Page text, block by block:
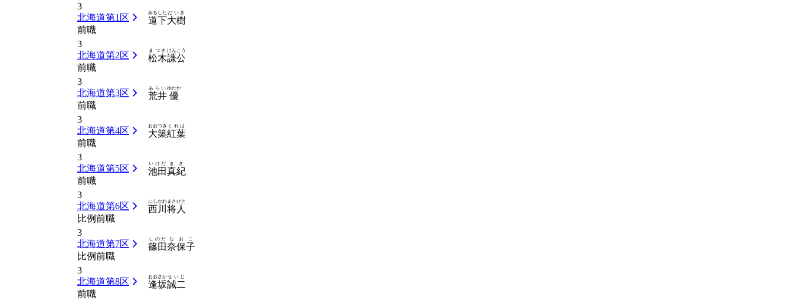
3
北海道第1区
前職
道下
みちした
大樹
だいき
3
北海道第2区
前職
松木
まつき
謙公
けんこう
3
北海道第3区
前職
荒井
あらい
優
ゆたか
3
北海道第4区
前職
大築
おおつき
紅葉
くれは
3
北海道第5区
前職
池田
いけだ
真紀
まき
3
北海道第6区
比例前職
西川
にしかわ
将人
まさひと
3
北海道第7区
比例前職
篠田
しのだ
奈保子
なおこ
3
北海道第8区
前職
逢坂
おおさか
誠二
せいじ